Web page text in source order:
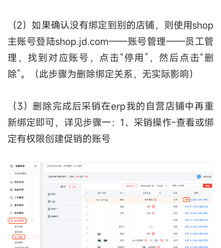
（2）如果确认没有绑定到别的店铺，则使用shop
主账号登陆shop.jd.com——账号管理——员工管
理，找到对应账号，点击“停用”，然后点击“删
除”。（此步骤为删除绑定关系，无实际影响）
（3）删除完成后采销在erp我的自营店铺中再重
新绑定即可，详见步骤一：1、采销操作-查看或绑
定有权限创建促销的账号